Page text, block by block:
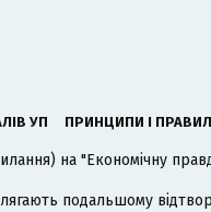
УП ПРИНЦИПИ І
на "Економічну
подальшому